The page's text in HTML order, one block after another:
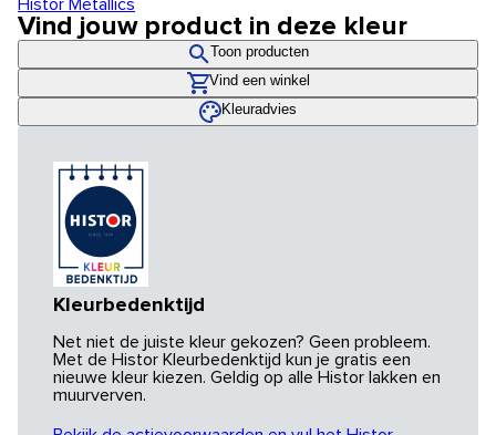
Histor Metallics
Vind jouw product in deze kleur
Toon producten
Vind een winkel
Kleuradvies
Kleurbedenktijd
Net niet de juiste kleur gekozen? Geen probleem.
Met de Histor Kleurbedenktijd kun je gratis een
nieuwe kleur kiezen. Geldig op alle Histor lakken en
muurverven.